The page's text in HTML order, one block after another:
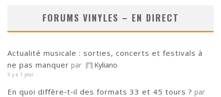
FORUMS VINYLES – EN DIRECT
Actualité musicale : sorties, concerts et festivals à
ne pas manquer par Kyliano
Il y a 1 year
En quoi diffère‑t‑il des formats 33 et 45 tours ? par